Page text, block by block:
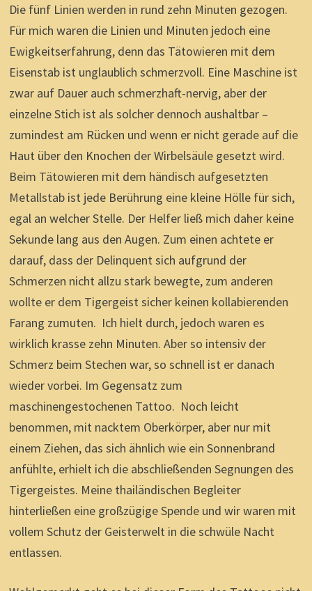
Die fünf Linien werden in rund zehn Minuten gezogen.
Für mich waren die Linien und Minuten jedoch eine
Ewigkeitserfahrung, denn das Tätowieren mit dem
Eisenstab ist unglaublich schmerzvoll. Eine Maschine ist
zwar auf Dauer auch schmerzhaft-nervig, aber der
einzelne Stich ist als solcher dennoch aushaltbar –
zumindest am Rücken und wenn er nicht gerade auf die
Haut über den Knochen der Wirbelsäule gesetzt wird.
Beim Tätowieren mit dem händisch aufgesetzten
Metallstab ist jede Berührung eine kleine Hölle für sich,
egal an welcher Stelle. Der Helfer ließ mich daher keine
Sekunde lang aus den Augen. Zum einen achtete er
darauf, dass der Delinquent sich aufgrund der
Schmerzen nicht allzu stark bewegte, zum anderen
wollte er dem Tigergeist sicher keinen kollabierenden
Farang zumuten. Ich hielt durch, jedoch waren es
wirklich krasse zehn Minuten. Aber so intensiv der
Schmerz beim Stechen war, so schnell ist er danach
wieder vorbei. Im Gegensatz zum
maschinengestochenen Tattoo. Noch leicht
benommen, mit nacktem Oberkörper, aber nur mit
einem Ziehen, das sich ähnlich wie ein Sonnenbrand
anfühlte, erhielt ich die abschließenden Segnungen des
Tigergeistes. Meine thailändischen Begleiter
hinterließen eine großzügige Spende und wir waren mit
vollem Schutz der Geisterwelt in die schwüle Nacht
entlassen.